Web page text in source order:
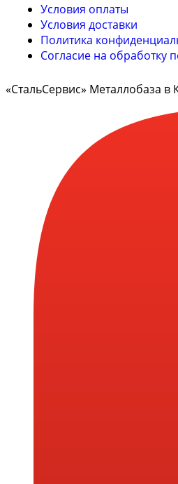
Условия оплаты
Условия доставки
Политика
Согласие на обработку
«СтальСервис» Металлобаза в